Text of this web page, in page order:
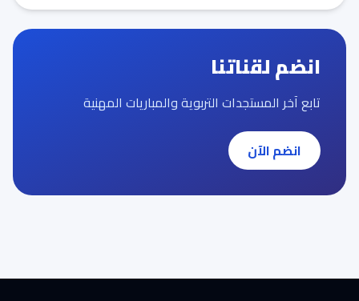
انضم لقناتنا
تابع آخر المستجدات التربوية والمباريات المهنية
انضم الآن